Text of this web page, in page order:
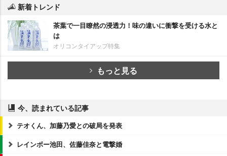
新着トレンド
茶葉で一目瞭然の浸透力！味の違いに衝撃を受ける水と
は
オリコンタイアップ特集
もっと見る
今、読まれている記事
テオくん、加藤乃愛との破局を発表
レインボー池田、佐藤佳奈と電撃婚